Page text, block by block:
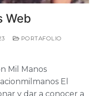
Web
PORTAFOLIO
Mil Manos
El
y dar a conocer a